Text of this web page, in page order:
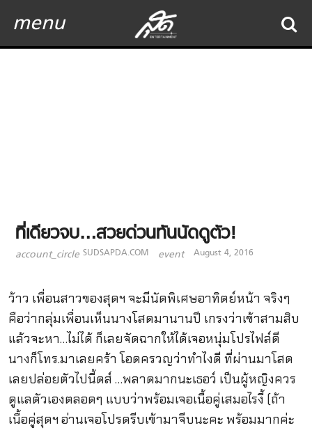
menu
ที่เดียวจบ…สวยด่วนทันนัดดูตัว!
account_circle SUDSAPDA.COM event August 4, 2016
ว้าว เพื่อนสาวของสุดฯ จะมีนัดพิเศษอาทิตย์หน้า จริงๆ
คือว่ากลุ่มเพื่อนเห็นนางโสดมานานปี เกรงว่าเข้าสามสิบ
แล้วจะหา…ไม่ได้ ก็เลยจัดฉากให้ได้เจอหนุ่มโปรไฟล์ดี
นางก็โทร.มาเลยคร้า โอดครวญว่าทำไงดี ที่ผ่านมาโสด
เลยปล่อยตัวไปนี้ดส์ …พลาดมากนะเธอว์ เป็นผู้หญิงควร
ดูแลตัวเองตลอดๆ แบบว่าพร้อมเจอเนื้อคู่เสมอไรงี้ (ถ้า
เนื้อคู่สุดฯ อ่านเจอโปรดรีบเข้ามาจีบนะคะ พร้อมมากค่ะ